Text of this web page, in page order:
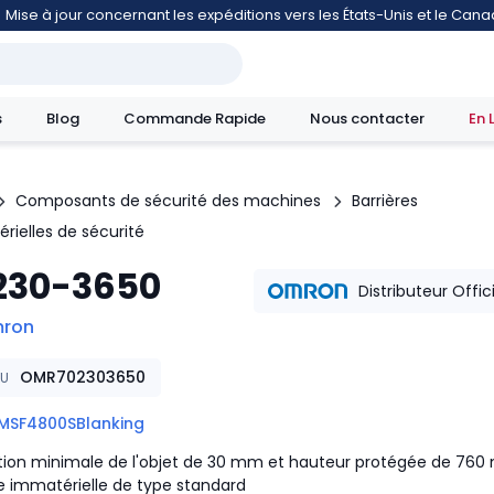
Mise à jour concernant les expéditions vers les États-Unis et le
Blog Commande Rapide Nous contacter En
Composants de sécurité des machines
Barrières
de sécurité
3650 Distributeur
OMR702303650
minimale de l'objet de 30 mm et hauteur protégée de 760
immatérielle de type standard